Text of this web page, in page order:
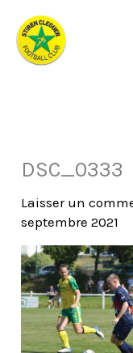
contenu
DSC_0333
Laisser un
septembre 2021